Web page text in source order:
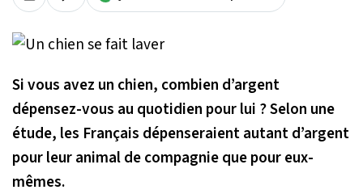
Si vous avez un chien, combien d’argent
dépensez-vous au quotidien pour lui ? Selon une
étude, les Français dépenseraient autant d’argent
pour leur animal de compagnie que pour eux-
mêmes.